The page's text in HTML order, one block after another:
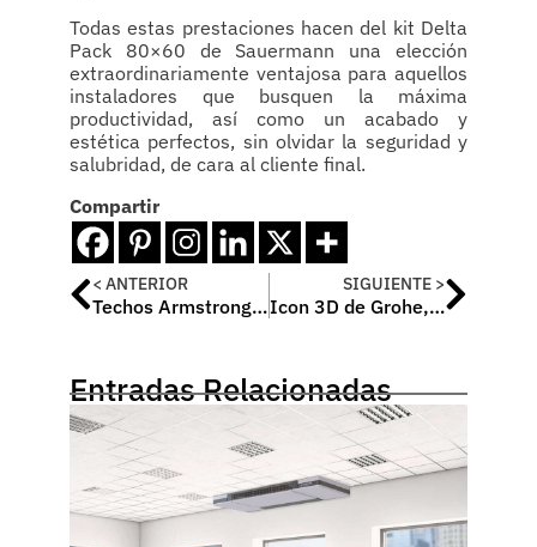
Todas estas prestaciones hacen del kit Delta
Pack 80×60 de Sauermann una elección
extraordinariamente ventajosa para aquellos
instaladores que busquen la máxima
productividad, así como un acabado y
estética perfectos, sin olvidar la seguridad y
salubridad, de cara al cliente final.
Compartir
< ANTERIOR
Techos Armstrong en la renovación del tanatorio Sancho de Ávila en Barcelona
SIGUIENTE >
Icon 3D de Grohe, creando lo imposible ahora en el COAM
Entradas Relacionadas